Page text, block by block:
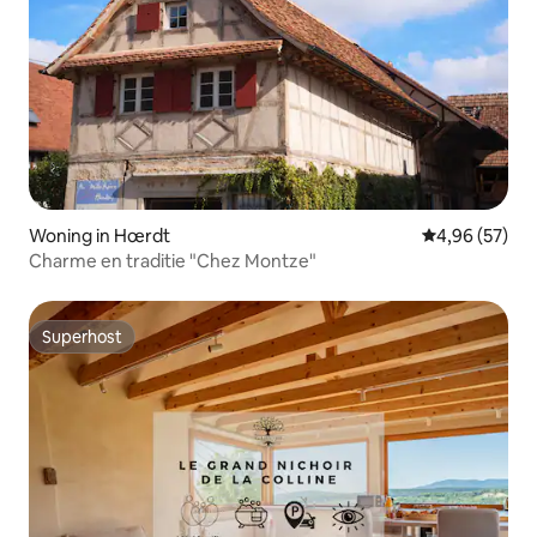
Woning in Hœrdt Gemiddelde
4,96 (57)
Charme en traditie "Chez Montze"
Superhost
Superhost